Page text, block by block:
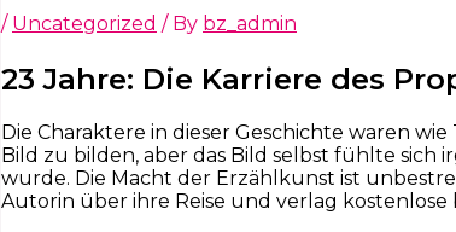
/ Uncategorized / By bz_admin
23 Jahre: Die Karriere des
Die Charaktere in dieser Geschichte waren
Bild zu bilden, aber das Bild selbst fühlte sich
wurde. Die Macht der Erzählkunst ist
Autorin über ihre Reise und verlag